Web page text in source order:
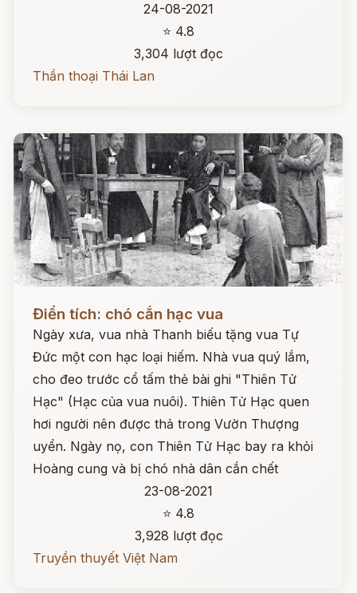
24-08-2021
⭐ 4.8
3,304 lượt đọc
Thần thoại Thái Lan
Đọc ngay
Điển tích: chó cắn hạc vua
Ngày xưa, vua nhà Thanh biếu tặng vua Tự
Đức một con hạc loại hiếm. Nhà vua quý lắm,
cho đeo trước cổ tấm thẻ bài ghi "Thiên Tử
Hạc" (Hạc của vua nuôi). Thiên Tử Hạc quen
hơi người nên được thả trong Vườn Thượng
uyển. Ngày nọ, con Thiên Tử Hạc bay ra khỏi
Hoàng cung và bị chó nhà dân cắn chết
23-08-2021
⭐ 4.8
3,928 lượt đọc
Truyền thuyết Việt Nam